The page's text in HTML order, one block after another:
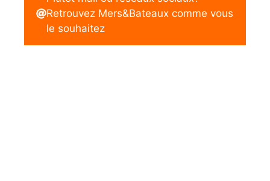
Retrouvez Mers&Bateaux comme vous
le souhaitez